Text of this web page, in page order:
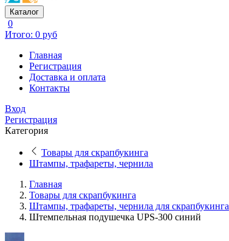
Каталог
0
Итого: 0 руб
Главная
Регистрация
Доставка и оплата
Контакты
Вход
Регистрация
Категория
Товары для скрапбукинга
Штампы, трафареты, чернила
Главная
Товары для скрапбукинга
Штампы, трафареты, чернила для скрапбукинга
Штемпельная подушечка UPS-300 синий